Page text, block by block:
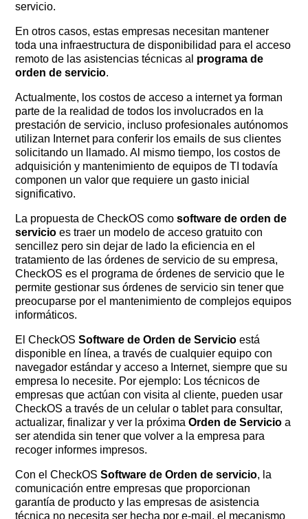
servicio.
En otros casos, estas empresas necesitan mantener
toda una infraestructura de disponibilidad para el acceso
remoto de las asistencias técnicas al programa de
orden de servicio.
Actualmente, los costos de acceso a internet ya forman
parte de la realidad de todos los involucrados en la
prestación de servicio, incluso profesionales autónomos
utilizan Internet para conferir los emails de sus clientes
solicitando un llamado. Al mismo tiempo, los costos de
adquisición y mantenimiento de equipos de TI todavía
componen un valor que requiere un gasto inicial
significativo.
La propuesta de CheckOS comosoftware de orden de
servicio es traer un modelo de acceso gratuito con
sencillez pero sin dejar de lado la eficiencia en el
tratamiento de las órdenes de servicio de su empresa,
CheckOS es el programa de órdenes de servicio que le
permite gestionar sus órdenes de servicio sin tener que
preocuparse por el mantenimiento de complejos equipos
informáticos.
El CheckOSSoftware de Orden de Servicio está
disponible en línea, a través de cualquier equipo con
navegador estándar y acceso a Internet, siempre que su
empresa lo necesite. Por ejemplo: Los técnicos de
empresas que actúan con visita al cliente, pueden usar
CheckOS a través de un celular o tablet para consultar,
actualizar, finalizar y ver la próximaOrden de Servicio a
ser atendida sin tener que volver a la empresa para
recoger informes impresos.
Con el CheckOSSoftware de Orden de servicio, la
comunicación entre empresas que proporcionan
garantía de producto y las empresas de asistencia
técnica no necesita ser hecha por e-mail, el mecanismo